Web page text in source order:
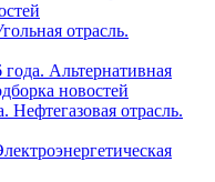
отрасль.
Альтернативная
новостей
Нефтегазовая отрасль.